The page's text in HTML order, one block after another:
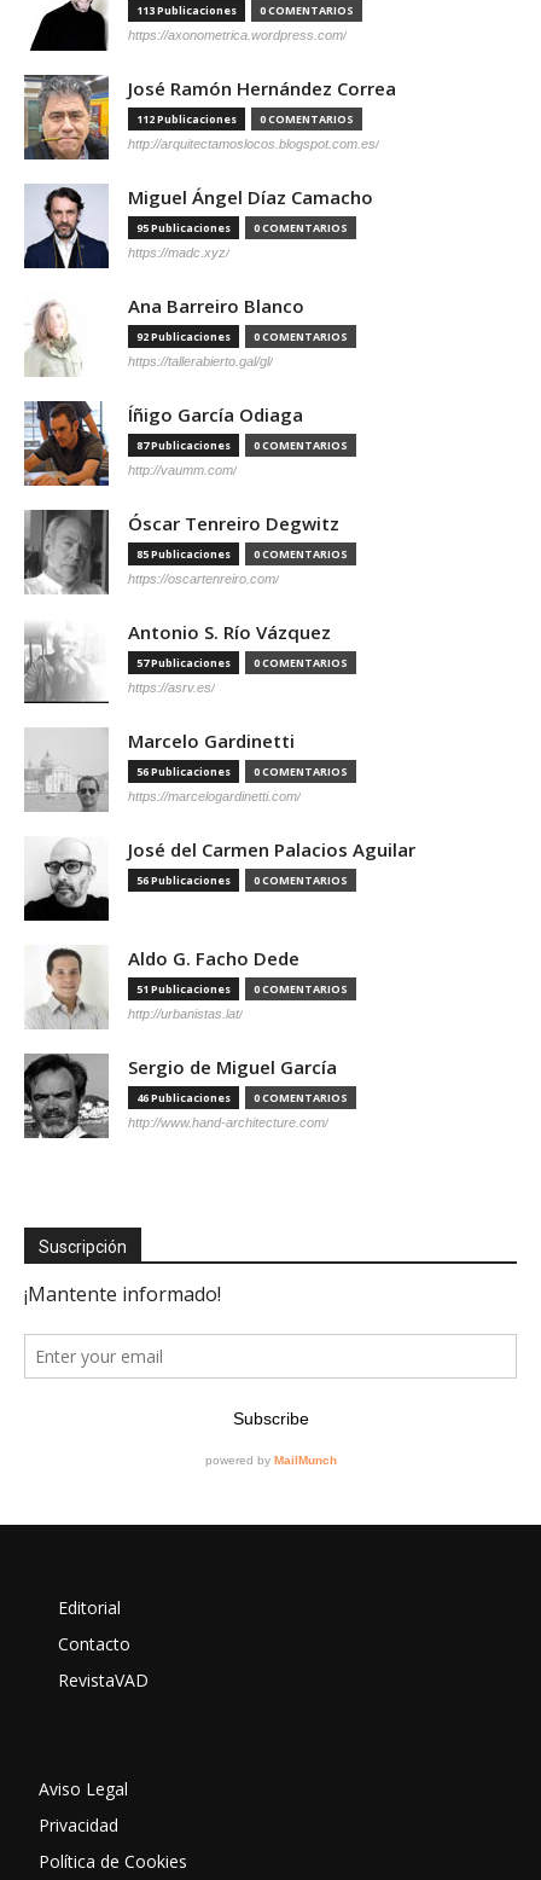
113 Publicaciones 0 COMENTARIOS
https://axonometrica.wordpress.com/
José Ramón Hernández Correa
112 Publicaciones 0 COMENTARIOS
http://arquitectamoslocos.blogspot.com.es/
Miguel Ángel Díaz Camacho
95 Publicaciones 0 COMENTARIOS
https://madc.xyz/
Ana Barreiro Blanco
92 Publicaciones 0 COMENTARIOS
https://tallerabierto.gal/gl/
Íñigo García Odiaga
87 Publicaciones 0 COMENTARIOS
http://vaumm.com/
Óscar Tenreiro Degwitz
85 Publicaciones 0 COMENTARIOS
https://oscartenreiro.com/
Antonio S. Río Vázquez
57 Publicaciones 0 COMENTARIOS
https://asrv.es/
Marcelo Gardinetti
56 Publicaciones 0 COMENTARIOS
https://marcelogardinetti.com/
José del Carmen Palacios Aguilar
56 Publicaciones 0 COMENTARIOS
Aldo G. Facho Dede
51 Publicaciones 0 COMENTARIOS
http://urbanistas.lat/
Sergio de Miguel García
46 Publicaciones 0 COMENTARIOS
http://www.hand-architecture.com/
Suscripción
Editorial
Contacto
RevistaVAD
Aviso Legal
Privacidad
Política de Cookies